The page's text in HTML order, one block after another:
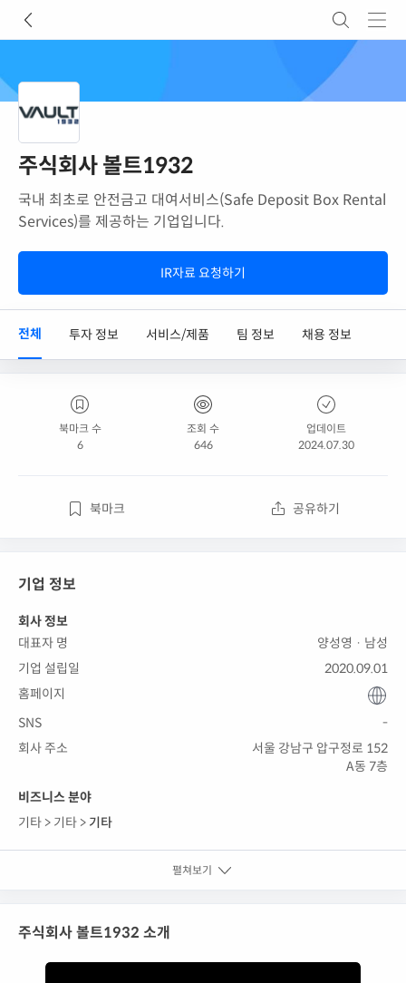
주식회사 볼트1932
국내 최초로 안전금고 대여서비스(Safe Deposit Box Rental
Services)를 제공하는 기업입니다.
IR자료 요청하기
전체 투자 정보 서비스/제품 팀 정보 채용 정보
북마크 수
6
조회 수
646
업데이트
2024.07.30
북마크 공유하기
기업 정보
회사 정보
대표자 명
양성영 · 남성
기업 설립일
2020.09.01
홈페이지
SNS
-
회사 주소
서울 강남구 압구정로 152
A동 7층
비즈니스 분야
기타 > 기타 > 기타
펼쳐보기
주식회사 볼트1932 소개